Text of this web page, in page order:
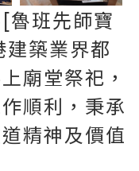
魯班先師寶
築業界都
廟堂祭祀，
順利，秉承
精神及價值